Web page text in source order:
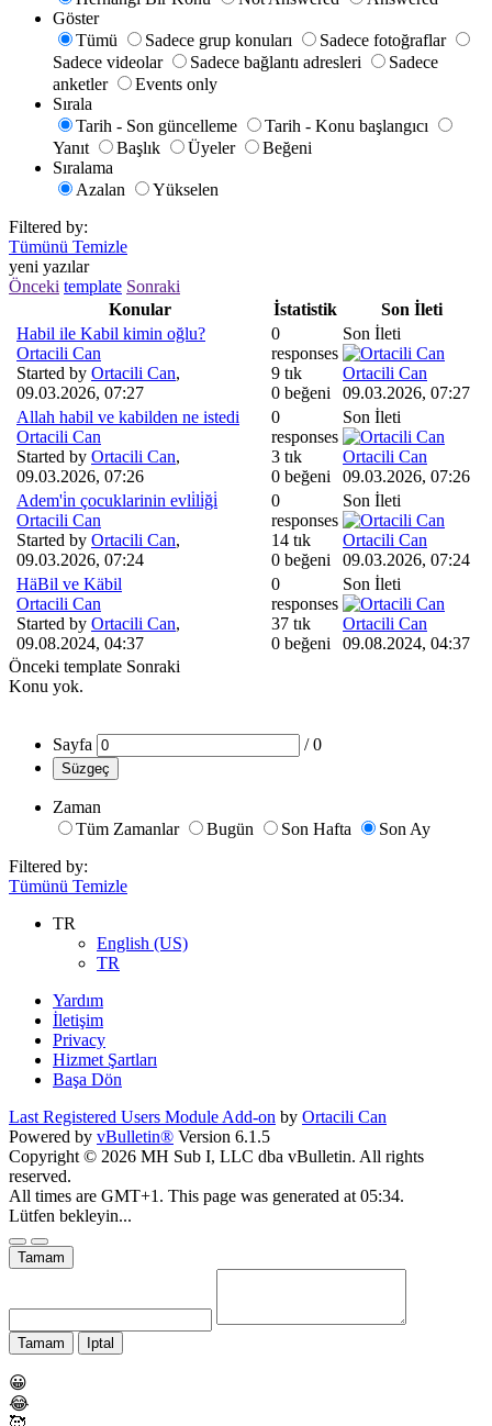
Göster
Tümü
Sadece grup konuları
Sadece fotoğraflar
Sadece videolar
Sadece bağlantı adresleri
Sadece
anketler
Events only
Sırala
Tarih - Son güncelleme
Tarih - Konu başlangıcı
Yanıt
Başlık Üyeler
Beğeni
Sıralama
Azalan
Yükselen
Filtered by:
Tümünü Temizle
yeni yazılar
Önceki template Sonraki
Konular
İstatistik
Son İleti
Habil ile Kabil kimin oğlu?
Ortacili Can
Started by Ortacili Can,
09.03.2026, 07:27
0
responses
9 tık
0 beğeni
Son İleti
Ortacili Can
09.03.2026, 07:27
Allah habil ve kabilden ne istedi
Ortacili Can
Started by Ortacili Can,
09.03.2026, 07:26
0
responses
3 tık
0 beğeni
Son İleti
Ortacili Can
09.03.2026, 07:26
Adem'i̇n çocuklarinin evli̇li̇ği̇
Ortacili Can
Started by Ortacili Can,
09.03.2026, 07:24
0
responses
14 tık
0 beğeni
Son İleti
Ortacili Can
09.03.2026, 07:24
HäBil ve Käbil
Ortacili Can
Started by Ortacili Can,
09.08.2024, 04:37
0
responses
37 tık
0 beğeni
Son İleti
Ortacili Can
09.08.2024, 04:37
Önceki template Sonraki
Konu yok.
Sayfa /0
Süzgeç
Zaman
Tüm Zamanlar
Bugün Son Hafta
Son Ay
Filtered by:
Tümünü Temizle
TR
English (US)
TR
Yardım
İletişim
Privacy
Hizmet Şartları
Başa Dön
Last Registered Users Module Add-on by Ortacili Can
Powered by vBulletin® Version 6.1.5
Copyright © 2026 MH Sub I, LLC dba vBulletin. All rights
reserved.
All times are GMT+1. This page was generated at 05:34.
Lütfen bekleyin...
Tamam
Tamam Iptal
😀
😂